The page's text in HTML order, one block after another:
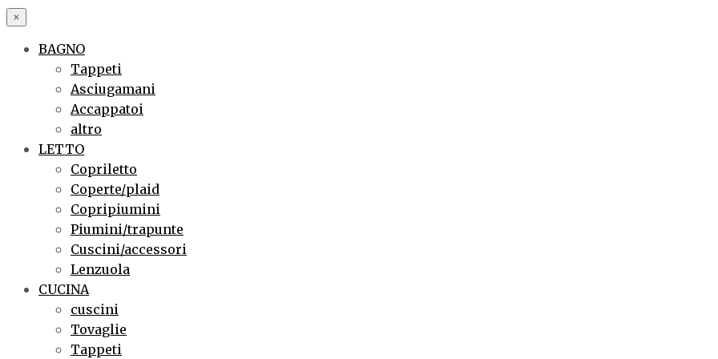
×
BAGNO
Tappeti
Asciugamani
Accappatoi
altro
LETTO
Copriletto
Coperte/plaid
Copripiumini
Piumini/trapunte
Cuscini/accessori
Lenzuola
CUCINA
cuscini
Tovaglie
Tappeti